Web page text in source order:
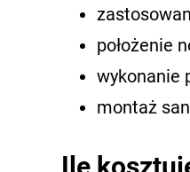
położenie
wykonanie
montaż